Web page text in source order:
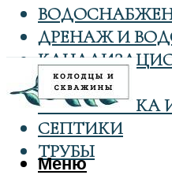
ДРЕНАЖ И
КОЛОДЦЫ
САНТЕХНИКА
СЕПТИКИ
ТРУБЫ
Меню